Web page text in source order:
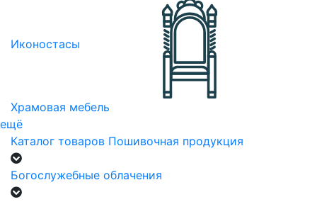
Иконостасы
Храмовая мебель
ещё
Каталог товаров Пошивочная продукция
Богослужебные облачения